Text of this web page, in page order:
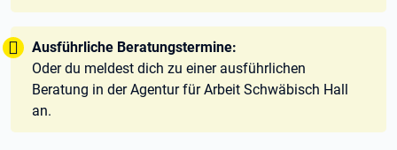
Tipp:
Ausführliche Beratungstermine:
Oder du meldest dich zu einer ausführlichen
Beratung in der Agentur für Arbeit Schwäbisch Hall
an.